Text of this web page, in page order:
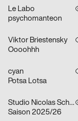
Le Labo
psychomanteon
Viktor Briestensky
Oooohhh
cyan
Potsa Lotsa
Studio Nicolas Schaltegger/DNA.work
Saison 2025/26